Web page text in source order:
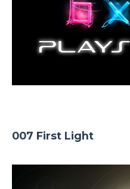
007 First Light